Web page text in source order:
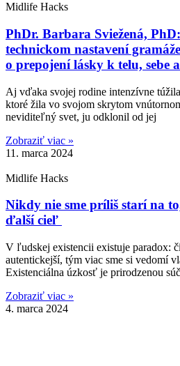
Midlife Hacks
PhDr. Barbara Sviežená,
technickom nastavení
o prepojení lásky k telu, sebe
Aj vďaka svojej rodine intenzívne
ktoré žila vo svojom skrytom
neviditeľný svet, ju odklonil od jej
Zobraziť viac »
11. marca 2024
Midlife Hacks
Nikdy nie sme príliš starí na
ďalší cieľ
V ľudskej existencii existuje paradox:
autentickejší, tým viac sme si vedomí
Existenciálna úzkosť je prirodzenou
Zobraziť viac »
4. marca 2024